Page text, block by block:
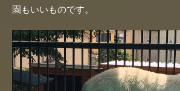
園もいいものです。